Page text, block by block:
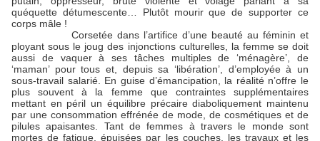
quéquette détumescente… Plutôt mourir que de supporter ce
corps mâle !
Corsetée dans l’artifice d’une beauté au féminin et
ployant sous le joug des injonctions culturelles, la femme se doit
aussi de vaquer à ses tâches multiples de ‘ménagère’, de
‘maman’ pour tous et, depuis sa ‘libération’, d’employée à un
sous-travail salarié. En guise d’émancipation, la réalité n’offre le
plus souvent à la femme que contraintes supplémentaires
mettant en péril un équilibre précaire diaboliquement maintenu
par une consommation effrénée de mode, de cosmétiques et de
pilules apaisantes. Tant de femmes à travers le monde sont
mortes de fatigue, épuisées par les couches, les travaux et les